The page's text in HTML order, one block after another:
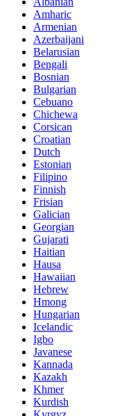
Amharic
Armenian
Azerbaijani
Belarusian
Bengali
Bosnian
Bulgarian
Cebuano
Chichewa
Corsican
Croatian
Dutch
Estonian
Filipino
Finnish
Frisian
Galician
Georgian
Gujarati
Haitian
Hausa
Hawaiian
Hebrew
Hmong
Hungarian
Icelandic
Igbo
Javanese
Kannada
Kazakh
Khmer
Kurdish